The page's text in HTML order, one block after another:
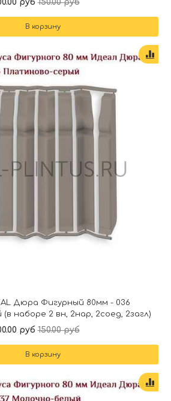
руб 150.00 руб
В корзину
Дюра Фигурный 80мм - 036
наборе 2 вн, 2нар, 2соед, 2загл)
руб 150.00 руб
В корзину